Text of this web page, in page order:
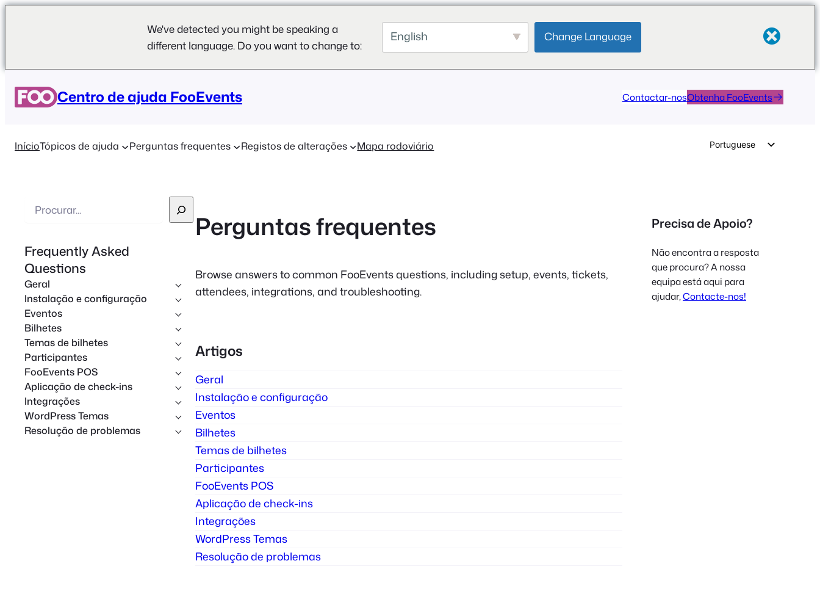
We've detected you might be speaking a
different language. Do you want to change to:
English Change Language
Centro de ajuda FooEvents Contactar-nosObtenha FooEvents
InícioTópicos de ajuda Perguntas frequentes Registos de alterações Mapa rodoviário
Portuguese
Spanish
French
Polish
q
u
i
s
a
r
Frequently Asked
Questions
Geral
Instalação e configuração
Eventos
Bilhetes
Temas de bilhetes
Participantes
FooEvents POS
Aplicação de check-ins
Integrações
WordPress Temas
Resolução de problemas
Perguntas frequentes
Browse answers to common FooEvents questions, including setup, events, tickets,
attendees, integrations, and troubleshooting.
Artigos
Geral
Instalação e configuração
Eventos
Bilhetes
Temas de bilhetes
Participantes
FooEvents POS
Aplicação de check-ins
Integrações
WordPress Temas
Resolução de problemas
Precisa de Apoio?
Não encontra a resposta
que procura? A nossa
equipa está aqui para
ajudar,Contacte-nos!